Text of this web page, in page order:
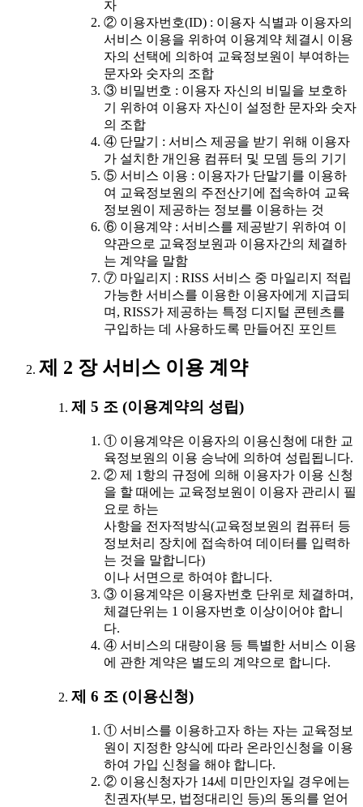
자
② 이용자번호(ID) : 이용자 식별과 이용자의
서비스 이용을 위하여 이용계약 체결시 이용
자의 선택에 의하여 교육정보원이 부여하는
문자와 숫자의 조합
③ 비밀번호 : 이용자 자신의 비밀을 보호하
기 위하여 이용자 자신이 설정한 문자와 숫자
의 조합
④ 단말기 : 서비스 제공을 받기 위해 이용자
가 설치한 개인용 컴퓨터 및 모뎀 등의 기기
⑤ 서비스 이용 : 이용자가 단말기를 이용하
여 교육정보원의 주전산기에 접속하여 교육
정보원이 제공하는 정보를 이용하는 것
⑥ 이용계약 : 서비스를 제공받기 위하여 이
약관으로 교육정보원과 이용자간의 체결하
는 계약을 말함
⑦ 마일리지 : RISS 서비스 중 마일리지 적립
가능한 서비스를 이용한 이용자에게 지급되
며, RISS가 제공하는 특정 디지털 콘텐츠를
구입하는 데 사용하도록 만들어진 포인트
제 2 장 서비스 이용 계약
제 5 조 (이용계약의 성립)
① 이용계약은 이용자의 이용신청에 대한 교
육정보원의 이용 승낙에 의하여 성립됩니다.
② 제 1항의 규정에 의해 이용자가 이용 신청
을 할 때에는 교육정보원이 이용자 관리시 필
요로 하는
사항을 전자적방식(교육정보원의 컴퓨터 등
정보처리 장치에 접속하여 데이터를 입력하
는 것을 말합니다)
이나 서면으로 하여야 합니다.
③ 이용계약은 이용자번호 단위로 체결하며,
체결단위는 1 이용자번호 이상이어야 합니
다.
④ 서비스의 대량이용 등 특별한 서비스 이용
에 관한 계약은 별도의 계약으로 합니다.
제 6 조 (이용신청)
① 서비스를 이용하고자 하는 자는 교육정보
원이 지정한 양식에 따라 온라인신청을 이용
하여 가입 신청을 해야 합니다.
② 이용신청자가 14세 미만인자일 경우에는
친권자(부모, 법정대리인 등)의 동의를 얻어